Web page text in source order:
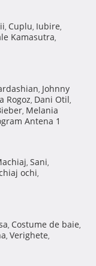
, Cuplu, Iubire,
Kamasutra,
, Johnny
Rogoz, Dani Otil,
, Melania
Antena 1
, Sani,
ochi,
, Costume de baie,
, Verighete,